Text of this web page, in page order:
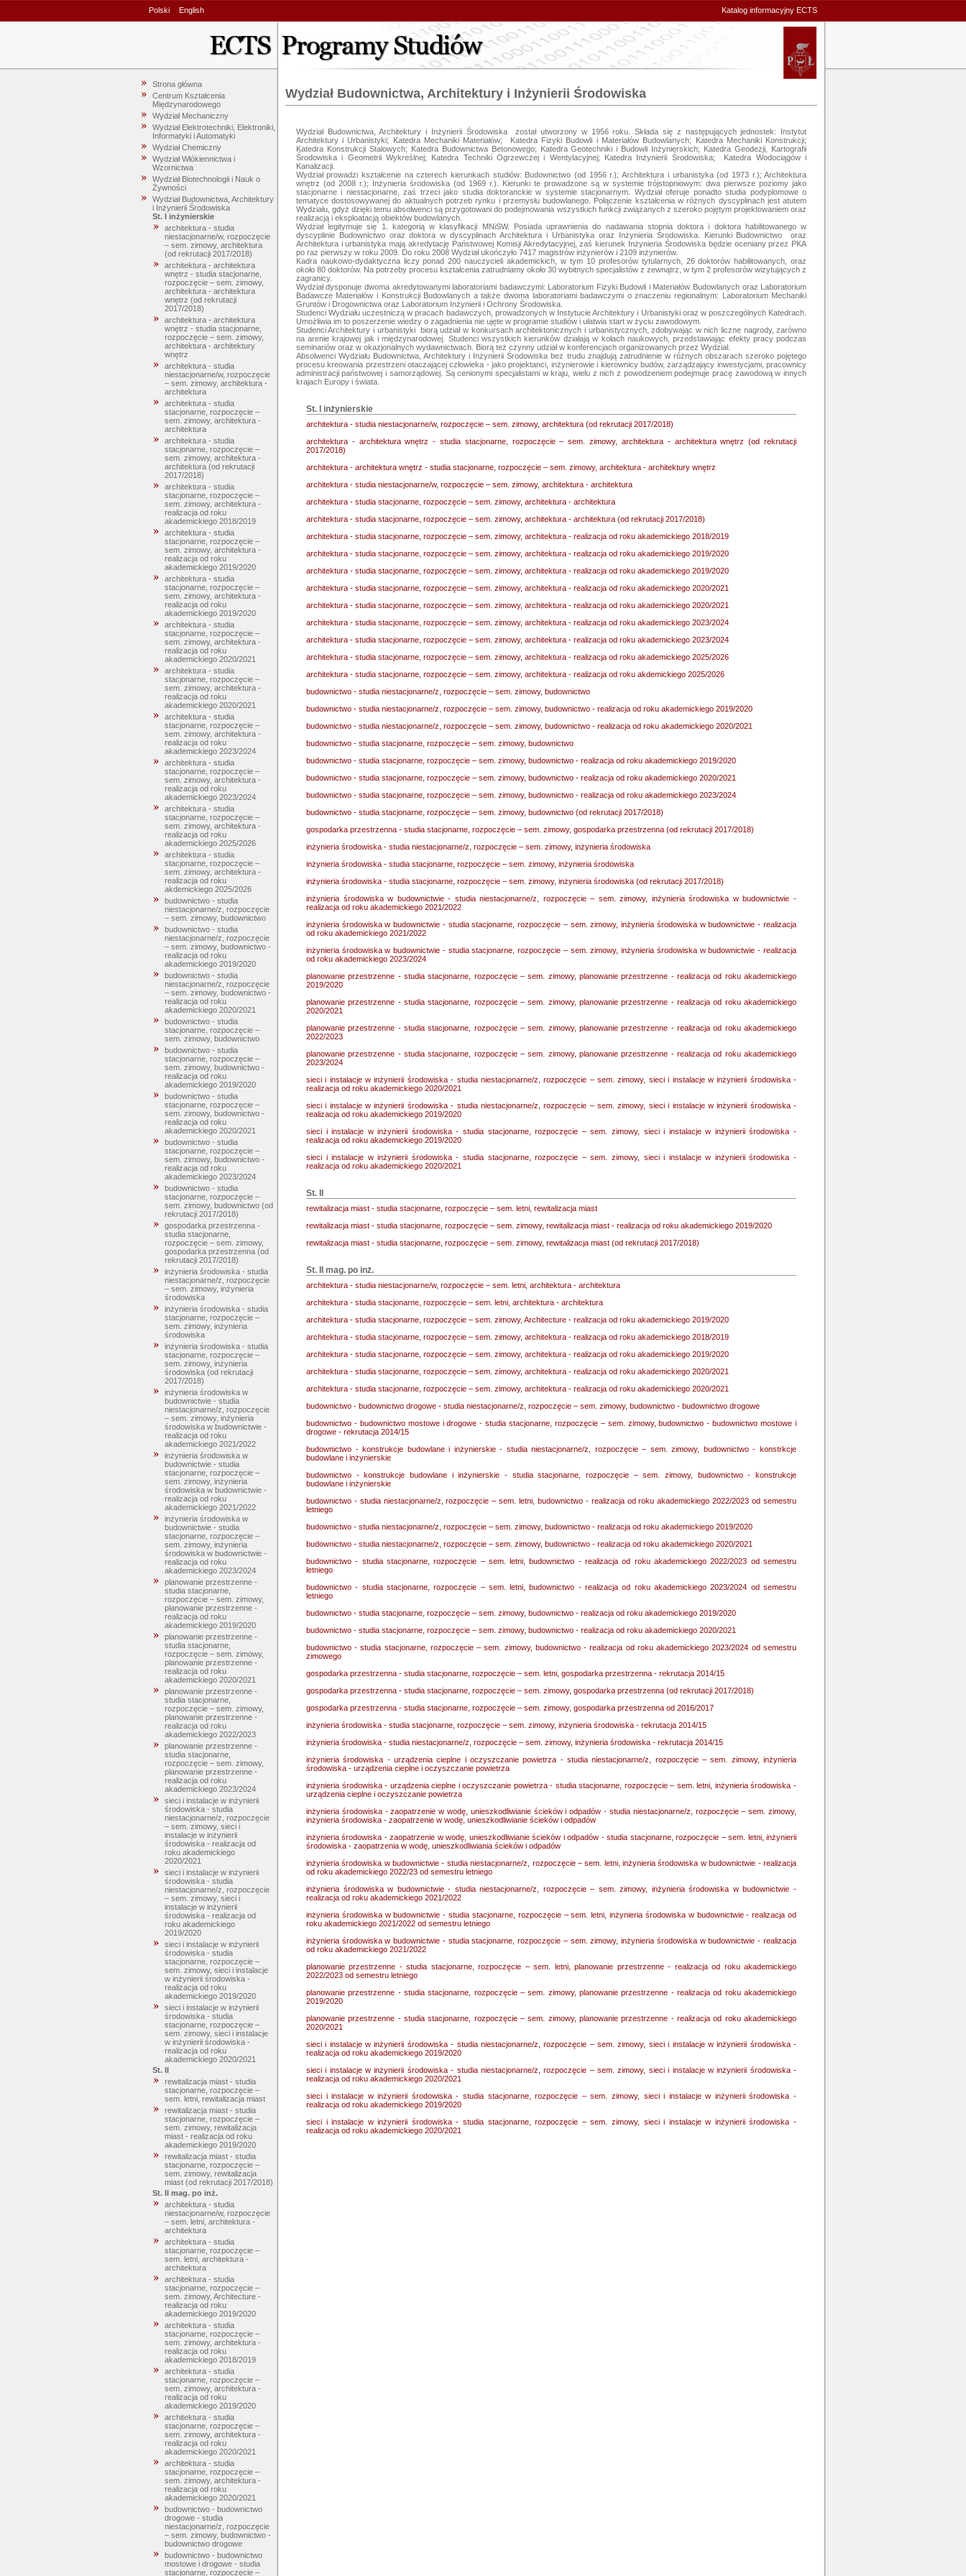
Polski English Katalog informacyjny ECTS
Strona główna
Centrum Kształcenia
Międzynarodowego
Wydział Mechaniczny
Wydział Elektrotechniki, Elektroniki,
Informatyki i Automatyki
Wydział Chemiczny
Wydział Włókiennictwa i
Wzornictwa
Wydział Biotechnologii i Nauk o
Żywności
Wydział Budownictwa, Architektury
i Inżynierii Środowiska
St. I inżynierskie
architektura - studia
niestacjonarne/w, rozpoczęcie
– sem. zimowy, architektura
(od rekrutacji 2017/2018)
architektura - architektura
wnętrz - studia stacjonarne,
rozpoczęcie – sem. zimowy,
architektura - architektura
wnętrz (od rekrutacji
2017/2018)
architektura - architektura
wnętrz - studia stacjonarne,
rozpoczęcie – sem. zimowy,
architektura - architektury
wnętrz
architektura - studia
niestacjonarne/w, rozpoczęcie
– sem. zimowy, architektura -
architektura
architektura - studia
stacjonarne, rozpoczęcie –
sem. zimowy, architektura -
architektura
architektura - studia
stacjonarne, rozpoczęcie –
sem. zimowy, architektura -
architektura (od rekrutacji
2017/2018)
architektura - studia
stacjonarne, rozpoczęcie –
sem. zimowy, architektura -
realizacja od roku
akademickiego 2018/2019
architektura - studia
stacjonarne, rozpoczęcie –
sem. zimowy, architektura -
realizacja od roku
akademickiego 2019/2020
architektura - studia
stacjonarne, rozpoczęcie –
sem. zimowy, architektura -
realizacja od roku
akademickiego 2019/2020
architektura - studia
stacjonarne, rozpoczęcie –
sem. zimowy, architektura -
realizacja od roku
akademickiego 2020/2021
architektura - studia
stacjonarne, rozpoczęcie –
sem. zimowy, architektura -
realizacja od roku
akademickiego 2020/2021
architektura - studia
stacjonarne, rozpoczęcie –
sem. zimowy, architektura -
realizacja od roku
akademickiego 2023/2024
architektura - studia
stacjonarne, rozpoczęcie –
sem. zimowy, architektura -
realizacja od roku
akademickiego 2023/2024
architektura - studia
stacjonarne, rozpoczęcie –
sem. zimowy, architektura -
realizacja od roku
akademickiego 2025/2026
architektura - studia
stacjonarne, rozpoczęcie –
sem. zimowy, architektura -
realizacja od roku
akdemickiego 2025/2026
budownictwo - studia
niestacjonarne/z, rozpoczęcie
– sem. zimowy, budownictwo
budownictwo - studia
niestacjonarne/z, rozpoczęcie
– sem. zimowy, budownictwo -
realizacja od roku
akademickiego 2019/2020
budownictwo - studia
niestacjonarne/z, rozpoczęcie
– sem. zimowy, budownictwo -
realizacja od roku
akademickiego 2020/2021
budownictwo - studia
stacjonarne, rozpoczęcie –
sem. zimowy, budownictwo
budownictwo - studia
stacjonarne, rozpoczęcie –
sem. zimowy, budownictwo -
realizacja od roku
akademickiego 2019/2020
budownictwo - studia
stacjonarne, rozpoczęcie –
sem. zimowy, budownictwo -
realizacja od roku
akademickiego 2020/2021
budownictwo - studia
stacjonarne, rozpoczęcie –
sem. zimowy, budownictwo -
realizacja od roku
akademickiego 2023/2024
budownictwo - studia
stacjonarne, rozpoczęcie –
sem. zimowy, budownictwo (od
rekrutacji 2017/2018)
gospodarka przestrzenna -
studia stacjonarne,
rozpoczęcie – sem. zimowy,
gospodarka przestrzenna (od
rekrutacji 2017/2018)
inżynieria środowiska - studia
niestacjonarne/z, rozpoczęcie
– sem. zimowy, inżynieria
środowiska
inżynieria środowiska - studia
stacjonarne, rozpoczęcie –
sem. zimowy, inżynieria
środowiska
inżynieria środowiska - studia
stacjonarne, rozpoczęcie –
sem. zimowy, inżynieria
środowiska (od rekrutacji
2017/2018)
inżynieria środowiska w
budownictwie - studia
niestacjonarne/z, rozpoczęcie
– sem. zimowy, inżynieria
środowiska w budownictwie -
realizacja od roku
akademickiego 2021/2022
inżynieria środowiska w
budownictwie - studia
stacjonarne, rozpoczęcie –
sem. zimowy, inżynieria
środowiska w budownictwie -
realizacja od roku
akademickiego 2021/2022
inżynieria środowiska w
budownictwie - studia
stacjonarne, rozpoczęcie –
sem. zimowy, inżynieria
środowiska w budownictwie -
realizacja od roku
akademickiego 2023/2024
planowanie przestrzenne -
studia stacjonarne,
rozpoczęcie – sem. zimowy,
planowanie przestrzenne -
realizacja od roku
akademickiego 2019/2020
planowanie przestrzenne -
studia stacjonarne,
rozpoczęcie – sem. zimowy,
planowanie przestrzenne -
realizacja od roku
akademickiego 2020/2021
planowanie przestrzenne -
studia stacjonarne,
rozpoczęcie – sem. zimowy,
planowanie przestrzenne -
realizacja od roku
akademickiego 2022/2023
planowanie przestrzenne -
studia stacjonarne,
rozpoczęcie – sem. zimowy,
planowanie przestrzenne -
realizacja od roku
akademickiego 2023/2024
sieci i instalacje w inżynierii
środowiska - studia
niestacjonarne/z, rozpoczęcie
– sem. zimowy, sieci i
instalacje w inżynierii
środowiska - realizacja od
roku akademickiego
2020/2021
sieci i instalacje w inżynierii
środowiska - studia
niestacjonarne/z, rozpoczęcie
– sem. zimowy, sieci i
instalacje w inżynierii
środowiska - realizacja od
roku akademickiego
2019/2020
sieci i instalacje w inżynierii
środowiska - studia
stacjonarne, rozpoczęcie –
sem. zimowy, sieci i instalacje
w inżynierii środowiska -
realizacja od roku
akademickiego 2019/2020
sieci i instalacje w inżynierii
środowiska - studia
stacjonarne, rozpoczęcie –
sem. zimowy, sieci i instalacje
w inżynierii środowiska -
realizacja od roku
akademickiego 2020/2021
St. II
rewitalizacja miast - studia
stacjonarne, rozpoczęcie –
sem. letni, rewitalizacja miast
rewitalizacja miast - studia
stacjonarne, rozpoczęcie –
sem. zimowy, rewitalizacja
miast - realizacja od roku
akademickiego 2019/2020
rewitalizacja miast - studia
stacjonarne, rozpoczęcie –
sem. zimowy, rewitalizacja
miast (od rekrutacji 2017/2018)
St. II mag. po inż.
architektura - studia
niestacjonarne/w, rozpoczęcie
– sem. letni, architektura -
architektura
architektura - studia
stacjonarne, rozpoczęcie –
sem. letni, architektura -
architektura
architektura - studia
stacjonarne, rozpoczęcie –
sem. zimowy, Architecture -
realizacja od roku
akademickiego 2019/2020
architektura - studia
stacjonarne, rozpoczęcie –
sem. zimowy, architektura -
realizacja od roku
akademickiego 2018/2019
architektura - studia
stacjonarne, rozpoczęcie –
sem. zimowy, architektura -
realizacja od roku
akademickiego 2019/2020
architektura - studia
stacjonarne, rozpoczęcie –
sem. zimowy, architektura -
realizacja od roku
akademickiego 2020/2021
architektura - studia
stacjonarne, rozpoczęcie –
sem. zimowy, architektura -
realizacja od roku
akademickiego 2020/2021
budownictwo - budownictwo
drogowe - studia
niestacjonarne/z, rozpoczęcie
– sem. zimowy, budownictwo -
budownictwo drogowe
budownictwo - budownictwo
mostowe i drogowe - studia
stacjonarne, rozpoczęcie –
Wydział Budownictwa, Architektury i Inżynierii Środowiska
Wydział Budownictwa, Architektury i Inżynierii Środowiska  został utworzony w 1956 roku. Składa się z następujących jednostek: Instytut
Architektury i Urbanistyki; Katedra Mechaniki Materiałów;  Katedra Fizyki Budowli i Materiałów Budowlanych; Katedra Mechaniki Konstrukcji;
Katedra Konstrukcji Stalowych; Katedra Budownictwa Betonowego; Katedra Geotechniki i Budowli Inżynierskich; Katedra Geodezji, Kartografii
Środowiska i Geometrii Wykreślnej; Katedra Techniki Ogrzewczej i Wentylacyjnej; Katedra Inżynierii Środowiska;  Katedra Wodociągów i
Kanalizacji.
Wydział prowadzi kształcenie na czterech kierunkach studiów: Budownictwo (od 1956 r.); Architektura i urbanistyka (od 1973 r.); Architektura
wnętrz (od 2008 r.); Inżynieria środowiska (od 1969 r.). Kierunki te prowadzone są w systemie trójstopniowym: dwa pierwsze poziomy jako
stacjonarne i niestacjonarne, zaś trzeci jako studia doktoranckie w systemie stacjonarnym. Wydział oferuje ponadto studia podyplomowe o
tematyce dostosowywanej do aktualnych potrzeb rynku i przemysłu budowlanego. Połączenie kształcenia w różnych dyscyplinach jest atutem
Wydziału, gdyż dzięki temu absolwenci są przygotowani do podejmowania wszystkich funkcji związanych z szeroko pojętym projektowaniem oraz
realizacją i eksploatacją obiektów budowlanych.
Wydział legitymuje się 1. kategorią w klasyfikacji MNiSW. Posiada uprawnienia do nadawania stopnia doktora i doktora habilitowanego w
dyscyplinie Budownictwo oraz doktora w dyscyplinach Architektura i Urbanistyka oraz Inżynieria Środowiska. Kierunki Budownictwo  oraz
Architektura i urbanistyka mają akredytację Państwowej Komisji Akredytacyjnej, zaś kierunek Inżynieria Środowiska będzie oceniany przez PKA
po raz pierwszy w roku 2009. Do roku 2008 Wydział ukończyło 7417 magistrów inżynierów i 2109 inżynierów.
Kadra naukowo-dydaktyczna liczy ponad 200 nauczycieli akademickich, w tym 10 profesorów tytularnych, 26 doktorów habilitowanych, oraz
około 80 doktorów. Na potrzeby procesu kształcenia zatrudniamy około 30 wybitnych specjalistów z zewnątrz, w tym 2 profesorów wizytujących z
zagranicy.
Wydział dysponuje dwoma akredytowanymi laboratoriami badawczymi: Laboratorium Fizyki Budowli i Materiałów Budowlanych oraz Laboratorium
Badawcze Materiałów i Konstrukcji Budowlanych a także dwoma laboratoriami badawczymi o znaczeniu regionalnym: Laboratorium Mechaniki
Gruntów i Drogownictwa oraz Laboratorium Inżynierii i Ochrony Środowiska.
Studenci Wydziału uczestniczą w pracach badawczych, prowadzonych w Instytucie Architektury i Urbanistyki oraz w poszczególnych Katedrach.
Umożliwia im to poszerzenie wiedzy o zagadnienia nie ujęte w programie studiów i ułatwia start w życiu zawodowym.
Studenci Architektury i urbanistyki  biorą udział w konkursach architektonicznych i urbanistycznych, zdobywając w nich liczne nagrody, zarówno
na arenie krajowej jak i międzynarodowej. Studenci wszystkich kierunków działają w kołach naukowych, przedstawiając efekty pracy podczas
seminariów oraz w okazjonalnych wydawnictwach. Biorą też czynny udział w konferencjach organizowanych przez Wydział.
Absolwenci Wydziału Budownictwa, Architektury i Inżynierii Środowiska bez trudu znajdują zatrudnienie w różnych obszarach szeroko pojętego
procesu kreowania przestrzeni otaczającej człowieka - jako projektanci, inżynierowie i kierownicy budów, zarządzający inwestycjami, pracownicy
administracji państwowej i samorządowej. Są cenionymi specjalistami w kraju, wielu z nich z powodzeniem podejmuje pracę zawodową w innych
St. I inżynierskie
architektura - studia niestacjonarne/w, rozpoczęcie – sem. zimowy, architektura (od rekrutacji 2017/2018)
architektura - architektura wnętrz - studia stacjonarne, rozpoczęcie – sem. zimowy, architektura - architektura wnętrz (od rekrutacji
2017/2018)
architektura - architektura wnętrz - studia stacjonarne, rozpoczęcie – sem. zimowy, architektura - architektury wnętrz
architektura - studia niestacjonarne/w, rozpoczęcie – sem. zimowy, architektura - architektura
architektura - studia stacjonarne, rozpoczęcie – sem. zimowy, architektura - architektura
architektura - studia stacjonarne, rozpoczęcie – sem. zimowy, architektura - architektura (od rekrutacji 2017/2018)
architektura - studia stacjonarne, rozpoczęcie – sem. zimowy, architektura - realizacja od roku akademickiego 2018/2019
architektura - studia stacjonarne, rozpoczęcie – sem. zimowy, architektura - realizacja od roku akademickiego 2019/2020
architektura - studia stacjonarne, rozpoczęcie – sem. zimowy, architektura - realizacja od roku akademickiego 2019/2020
architektura - studia stacjonarne, rozpoczęcie – sem. zimowy, architektura - realizacja od roku akademickiego 2020/2021
architektura - studia stacjonarne, rozpoczęcie – sem. zimowy, architektura - realizacja od roku akademickiego 2020/2021
architektura - studia stacjonarne, rozpoczęcie – sem. zimowy, architektura - realizacja od roku akademickiego 2023/2024
architektura - studia stacjonarne, rozpoczęcie – sem. zimowy, architektura - realizacja od roku akademickiego 2023/2024
architektura - studia stacjonarne, rozpoczęcie – sem. zimowy, architektura - realizacja od roku akademickiego 2025/2026
architektura - studia stacjonarne, rozpoczęcie – sem. zimowy, architektura - realizacja od roku akdemickiego 2025/2026
budownictwo - studia niestacjonarne/z, rozpoczęcie – sem. zimowy, budownictwo
budownictwo - studia niestacjonarne/z, rozpoczęcie – sem. zimowy, budownictwo - realizacja od roku akademickiego 2019/2020
budownictwo - studia niestacjonarne/z, rozpoczęcie – sem. zimowy, budownictwo - realizacja od roku akademickiego 2020/2021
budownictwo - studia stacjonarne, rozpoczęcie – sem. zimowy, budownictwo
budownictwo - studia stacjonarne, rozpoczęcie – sem. zimowy, budownictwo - realizacja od roku akademickiego 2019/2020
budownictwo - studia stacjonarne, rozpoczęcie – sem. zimowy, budownictwo - realizacja od roku akademickiego 2020/2021
budownictwo - studia stacjonarne, rozpoczęcie – sem. zimowy, budownictwo - realizacja od roku akademickiego 2023/2024
budownictwo - studia stacjonarne, rozpoczęcie – sem. zimowy, budownictwo (od rekrutacji 2017/2018)
gospodarka przestrzenna - studia stacjonarne, rozpoczęcie – sem. zimowy, gospodarka przestrzenna (od rekrutacji 2017/2018)
inżynieria środowiska - studia niestacjonarne/z, rozpoczęcie – sem. zimowy, inżynieria środowiska
inżynieria środowiska - studia stacjonarne, rozpoczęcie – sem. zimowy, inżynieria środowiska
inżynieria środowiska - studia stacjonarne, rozpoczęcie – sem. zimowy, inżynieria środowiska (od rekrutacji 2017/2018)
inżynieria środowiska w budownictwie - studia niestacjonarne/z, rozpoczęcie – sem. zimowy, inżynieria środowiska w budownictwie -
realizacja od roku akademickiego 2021/2022
inżynieria środowiska w budownictwie - studia stacjonarne, rozpoczęcie – sem. zimowy, inżynieria środowiska w budownictwie - realizacja
od roku akademickiego 2021/2022
inżynieria środowiska w budownictwie - studia stacjonarne, rozpoczęcie – sem. zimowy, inżynieria środowiska w budownictwie - realizacja
od roku akademickiego 2023/2024
planowanie przestrzenne - studia stacjonarne, rozpoczęcie – sem. zimowy, planowanie przestrzenne - realizacja od roku akademickiego
2019/2020
planowanie przestrzenne - studia stacjonarne, rozpoczęcie – sem. zimowy, planowanie przestrzenne - realizacja od roku akademickiego
2020/2021
planowanie przestrzenne - studia stacjonarne, rozpoczęcie – sem. zimowy, planowanie przestrzenne - realizacja od roku akademickiego
2022/2023
planowanie przestrzenne - studia stacjonarne, rozpoczęcie – sem. zimowy, planowanie przestrzenne - realizacja od roku akademickiego
2023/2024
sieci i instalacje w inżynierii środowiska - studia niestacjonarne/z, rozpoczęcie – sem. zimowy, sieci i instalacje w inżynierii środowiska -
realizacja od roku akademickiego 2020/2021
sieci i instalacje w inżynierii środowiska - studia niestacjonarne/z, rozpoczęcie – sem. zimowy, sieci i instalacje w inżynierii środowiska -
realizacja od roku akademickiego 2019/2020
sieci i instalacje w inżynierii środowiska - studia stacjonarne, rozpoczęcie – sem. zimowy, sieci i instalacje w inżynierii środowiska -
realizacja od roku akademickiego 2019/2020
sieci i instalacje w inżynierii środowiska - studia stacjonarne, rozpoczęcie – sem. zimowy, sieci i instalacje w inżynierii środowiska -
realizacja od roku akademickiego 2020/2021
St. II
rewitalizacja miast - studia stacjonarne, rozpoczęcie – sem. letni, rewitalizacja miast
rewitalizacja miast - studia stacjonarne, rozpoczęcie – sem. zimowy, rewitalizacja miast - realizacja od roku akademickiego 2019/2020
rewitalizacja miast - studia stacjonarne, rozpoczęcie – sem. zimowy, rewitalizacja miast (od rekrutacji 2017/2018)
St. II mag. po inż.
architektura - studia niestacjonarne/w, rozpoczęcie – sem. letni, architektura - architektura
architektura - studia stacjonarne, rozpoczęcie – sem. letni, architektura - architektura
architektura - studia stacjonarne, rozpoczęcie – sem. zimowy, Architecture - realizacja od roku akademickiego 2019/2020
architektura - studia stacjonarne, rozpoczęcie – sem. zimowy, architektura - realizacja od roku akademickiego 2018/2019
architektura - studia stacjonarne, rozpoczęcie – sem. zimowy, architektura - realizacja od roku akademickiego 2019/2020
architektura - studia stacjonarne, rozpoczęcie – sem. zimowy, architektura - realizacja od roku akademickiego 2020/2021
architektura - studia stacjonarne, rozpoczęcie – sem. zimowy, architektura - realizacja od roku akademickiego 2020/2021
budownictwo - budownictwo drogowe - studia niestacjonarne/z, rozpoczęcie – sem. zimowy, budownictwo - budownictwo drogowe
budownictwo - budownictwo mostowe i drogowe - studia stacjonarne, rozpoczęcie – sem. zimowy, budownictwo - budownictwo mostowe i
drogowe - rekrutacja 2014/15
budownictwo - konstrukcje budowlane i inżynierskie - studia niestacjonarne/z, rozpoczęcie – sem. zimowy, budownictwo - konstrkcje
budowlane i inżynierskie
budownictwo - konstrukcje budowlane i inżynierskie - studia stacjonarne, rozpoczęcie – sem. zimowy, budownictwo - konstrukcje
budowlane i inżynierskie
budownictwo - studia niestacjonarne/z, rozpoczęcie – sem. letni, budownictwo - realizacja od roku akademickiego 2022/2023 od semestru
letniego
budownictwo - studia niestacjonarne/z, rozpoczęcie – sem. zimowy, budownictwo - realizacja od roku akademickiego 2019/2020
budownictwo - studia niestacjonarne/z, rozpoczęcie – sem. zimowy, budownictwo - realizacja od roku akademickiego 2020/2021
budownictwo - studia stacjonarne, rozpoczęcie – sem. letni, budownictwo - realizacja od roku akademickiego 2022/2023 od semestru
letniego
budownictwo - studia stacjonarne, rozpoczęcie – sem. letni, budownictwo - realizacja od roku akademickiego 2023/2024 od semestru
letniego
budownictwo - studia stacjonarne, rozpoczęcie – sem. zimowy, budownictwo - realizacja od roku akademickiego 2019/2020
budownictwo - studia stacjonarne, rozpoczęcie – sem. zimowy, budownictwo - realizacja od roku akademickiego 2020/2021
budownictwo - studia stacjonarne, rozpoczęcie – sem. zimowy, budownictwo - realizacja od roku akademickiego 2023/2024 od semestru
zimowego
gospodarka przestrzenna - studia stacjonarne, rozpoczęcie – sem. letni, gospodarka przestrzenna - rekrutacja 2014/15
gospodarka przestrzenna - studia stacjonarne, rozpoczęcie – sem. zimowy, gospodarka przestrzenna (od rekrutacji 2017/2018)
gospodarka przestrzenna - studia stacjonarne, rozpoczęcie – sem. zimowy, gospodarka przestrzenna od 2016/2017
inżynieria środowiska - studia stacjonarne, rozpoczęcie – sem. zimowy, inżynieria środowiska - rekrutacja 2014/15
inżynieria środowiska - studia niestacjonarne/z, rozpoczęcie – sem. zimowy, inżynieria środowiska - rekrutacja 2014/15
inżynieria środowiska - urządzenia cieplne i oczyszczanie powietrza - studia niestacjonarne/z, rozpoczęcie – sem. zimowy, inżynieria
środowiska - urządzenia cieplne i oczyszczanie powietrza
inżynieria środowiska - urządzenia cieplne i oczyszczanie powietrza - studia stacjonarne, rozpoczęcie – sem. letni, inżynieria środowiska -
urządzenia cieplne i oczyszczanie powietrza
inżynieria środowiska - zaopatrzenie w wodę, unieszkodliwianie ścieków i odpadów - studia niestacjonarne/z, rozpoczęcie – sem. zimowy,
inżynieria środowiska - zaopatrzenie w wodę, unieszkodliwianie ścieków i odpadów
inżynieria środowiska - zaopatrzenie w wodę, unieszkodliwianie ścieków i odpadów - studia stacjonarne, rozpoczęcie – sem. letni, inżynierii
środowiska - zaopatrzenia w wodę, unieszkodliwiania ścieków i odpadów
inżynieria środowiska w budownictwie - studia niestacjonarne/z, rozpoczęcie – sem. letni, inżynieria środowiska w budownictwie - realizacja
od roku akademickiego 2022/23 od semestru letniego
inżynieria środowiska w budownictwie - studia niestacjonarne/z, rozpoczęcie – sem. zimowy, inżynieria środowiska w budownictwie -
realizacja od roku akademickiego 2021/2022
inżynieria środowiska w budownictwie - studia stacjonarne, rozpoczęcie – sem. letni, inżynieria środowiska w budownictwie - realizacja od
roku akademickiego 2021/2022 od semestru letniego
inżynieria środowiska w budownictwie - studia stacjonarne, rozpoczęcie – sem. zimowy, inżynieria środowiska w budownictwie - realizacja
od roku akademickiego 2021/2022
planowanie przestrzenne - studia stacjonarne, rozpoczęcie – sem. letni, planowanie przestrzenne - realizacja od roku akademickiego
2022/2023 od semestru letniego
planowanie przestrzenne - studia stacjonarne, rozpoczęcie – sem. zimowy, planowanie przestrzenne - realizacja od roku akademickiego
2019/2020
planowanie przestrzenne - studia stacjonarne, rozpoczęcie – sem. zimowy, planowanie przestrzenne - realizacja od roku akademickiego
2020/2021
sieci i instalacje w inżynierii środowiska - studia niestacjonarne/z, rozpoczęcie – sem. zimowy, sieci i instalacje w inżynierii środowiska -
realizacja od roku akademickiego 2019/2020
sieci i instalacje w inżynierii środowiska - studia niestacjonarne/z, rozpoczęcie – sem. zimowy, sieci i instalacje w inżynierii środowiska -
realizacja od roku akademickiego 2020/2021
sieci i instalacje w inżynierii środowiska - studia stacjonarne, rozpoczęcie – sem. zimowy, sieci i instalacje w inżynierii środowiska -
realizacja od roku akademickiego 2019/2020
sieci i instalacje w inżynierii środowiska - studia stacjonarne, rozpoczęcie – sem. zimowy, sieci i instalacje w inżynierii środowiska -
realizacja od roku akademickiego 2020/2021